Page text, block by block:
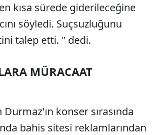
kısa sürede giderileceğine
söyledi. Suçsuzluğunu
talep etti. " dedi.
MÜRACAAT
konser sırasında
bahis sitesi reklamlarından